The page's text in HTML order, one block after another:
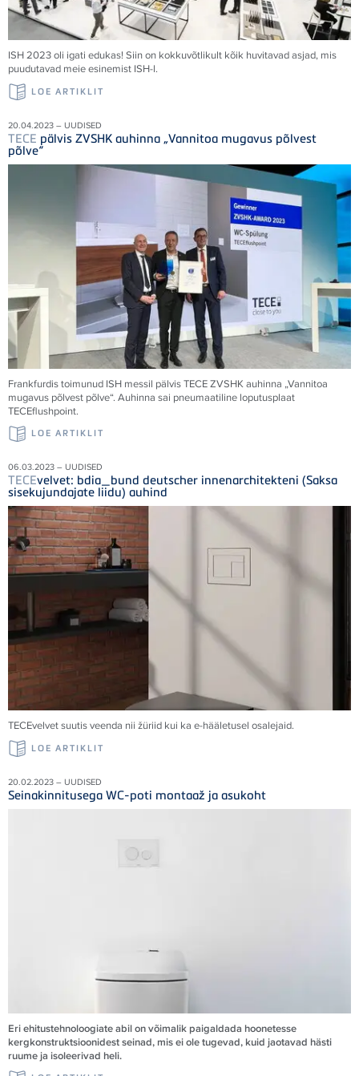
ISH 2023 oli igati edukas! Siin on kokkuvõtlikult kõik huvitavad asjad, mis
puudutavad meie esinemist ISH-l.
LOE ARTIKLIT
20.04.2023 – UUDISED
TECE pälvis ZVSHK auhinna „Vannitoa mugavus põlvest
põlve“
Frankfurdis toimunud ISH messil pälvisTECEZVSHK auhinna „Vannitoa
mugavus põlvest põlve“. Auhinna sai pneumaatiline loputusplaat
TECEflushpoint.
LOE ARTIKLIT
06.03.2023 – UUDISED
TECEvelvet: bdia_bund deutscher innenarchitekteni (Saksa
sisekujundajate liidu) auhind
TECEvelvet suutis veenda nii žüriid kui ka e-hääletusel osalejaid.
LOE ARTIKLIT
20.02.2023 – UUDISED
Seinakinnitusega WC-poti montaaž ja asukoht
Eri ehitustehnoloogiate abil on võimalik paigaldada hoonetesse
kergkonstruktsioonidest seinad, mis ei ole tugevad, kuid jaotavad hästi
ruume ja isoleerivad heli.